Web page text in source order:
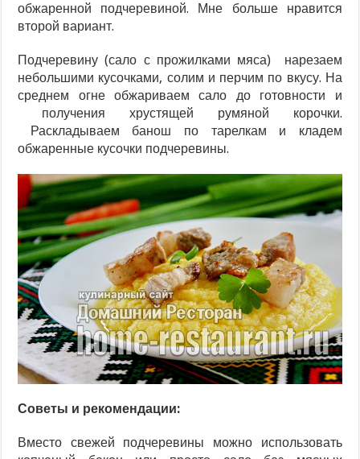
обжаренной подчеревиной. Мне больше нравится
второй вариант.
Подчеревину (сало с прожилками мяса) нарезаем
небольшими кусочками, солим и перчим по вкусу. На
среднем огне обжариваем сало до готовности и
получения хрустящей румяной корочки.
Раскладываем банош по тарелкам и кладем
обжаренные кусочки подчеревины.
Советы и рекомендации:
Вместо свежей подчеревины можно использовать